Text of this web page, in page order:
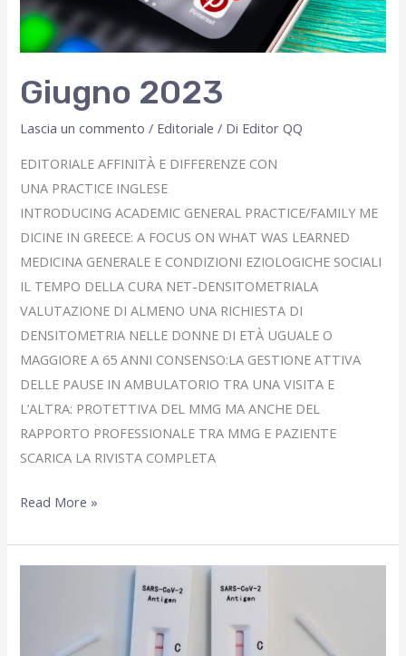
Giugno 2023
Lascia un commento / Editoriale / Di Editor QQ
EDITORIALE AFFINITÀ E DIFFERENZE CON
UNA PRACTICE INGLESE
INTRODUCING ACADEMIC GENERAL PRACTICE/FAMILY ME
DICINE IN GREECE: A FOCUS ON WHAT WAS LEARNED
MEDICINA GENERALE E CONDIZIONI EZIOLOGICHE SOCIALI
IL TEMPO DELLA CURA NET-DENSITOMETRIALA
VALUTAZIONE DI ALMENO UNA RICHIESTA DI
DENSITOMETRIA NELLE DONNE DI ETÀ UGUALE O
MAGGIORE A 65 ANNI CONSENSO:LA GESTIONE ATTIVA
DELLE PAUSE IN AMBULATORIO TRA UNA VISITA E
L’ALTRA: PROTETTIVA DEL MMG MA ANCHE DEL
RAPPORTO PROFESSIONALE TRA MMG E PAZIENTE
SCARICA LA RIVISTA COMPLETA
Giugno
Read More »